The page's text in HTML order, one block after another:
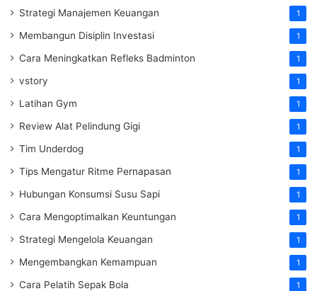
Strategi Manajemen Keuangan 1
Membangun Disiplin Investasi 1
Cara Meningkatkan Refleks Badminton 1
vstory 1
Latihan Gym 1
Review Alat Pelindung Gigi 1
Tim Underdog 1
Tips Mengatur Ritme Pernapasan 1
Hubungan Konsumsi Susu Sapi 1
Cara Mengoptimalkan Keuntungan 1
Strategi Mengelola Keuangan 1
Mengembangkan Kemampuan 1
Cara Pelatih Sepak Bola 1